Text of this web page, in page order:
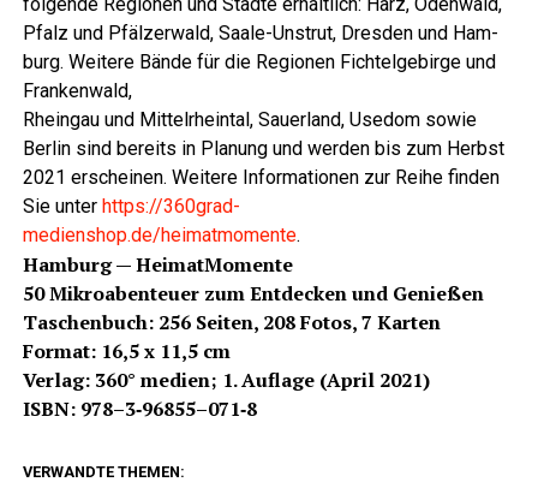
Pfalz und Pfäl­zer­wald, Saa­le-Unstrut, Dres­den und Ham­
burg. Wei­te­re Bän­de für die Regio­nen Fich­tel­ge­bir­ge und
Frankenwald,
Rhein­gau und Mit­tel­rhein­tal, Sau­er­land, Use­dom sowie
Ber­lin sind bereits in Pla­nung und wer­den bis zum Herbst
2021 erschei­nen. Wei­te­re Infor­ma­tio­nen zur Rei­he fin­den
Sie unter https://360grad-
medienshop.de/heimatmomente.
Ham­burg — HeimatMomente
50 Mikro­aben­teu­er zum Ent­de­cken und Genießen
Taschen­buch: 256 Sei­ten, 208 Fotos, 7 Karten
For­mat: 16,5 x 11,5 cm
Ver­lag: 360° medi­en; 1. Auf­la­ge (April 2021)
ISBN: 978–3‑96855–071‑8
VERWANDTE THEMEN: